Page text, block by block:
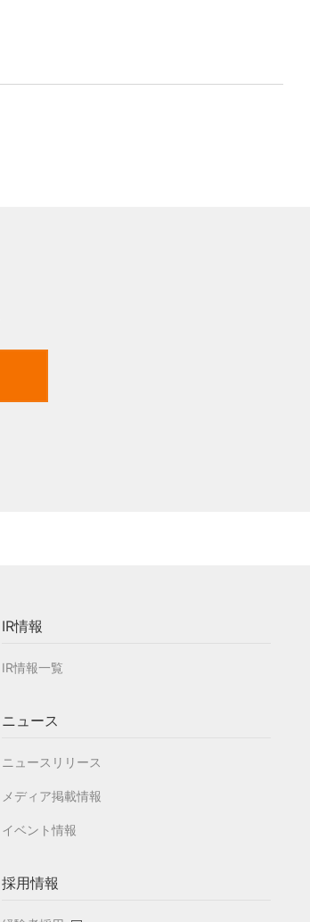
IR情報
IR情報一覧
ニュース
ニュースリリース
メディア掲載情報
イベント情報
採用情報